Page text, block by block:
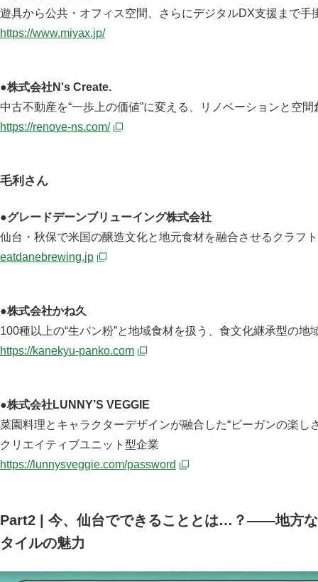
遊具から公共・オフィス空間、さらにデジタルDX支援まで手
https://www.miyax.jp/
●株式会社N's Create.
中古不動産を“一歩上の価値”に変える、リノベーションと空
https://renove-ns.com/
毛利さん
●グレードデーンブリューイング株式会社
仙台・秋保で米国の醸造文化と地元食材を融合させるクラフ
eatdanebrewing.jp
●株式会社かね久
100種以上の“生パン粉”と地域食材を扱う、食文化継承型の地
https://kanekyu-panko.com
●株式会社LUNNY’S VEGGIE
菜園料理とキャラクターデザインが融合した“ビーガンの楽し
クリエイティブユニット型企業
https://lunnysveggie.com/password
Part2 | 今、仙台でできることとは…？——地方
タイルの魅力